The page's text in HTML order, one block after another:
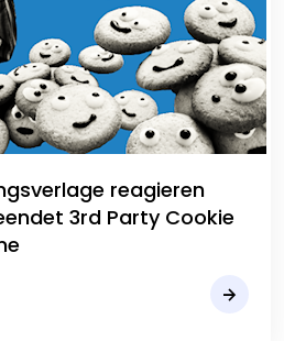
reagieren
3rd Party Cookie